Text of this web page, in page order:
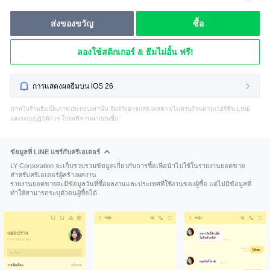
ส่งของขวัญ ซื้อ
ลองใช้สติกเกอร์ & ธีมไม่อั้น ฟรี!
การแสดงผลธีมบน iOS 26
ภาพในร้านธีมเป็นภาพประกอบเท่านั้น ธีมจริงอาจแสดงผลต่าง/ไม่ครบถ้วนตามเวอร์ชัน LINE
และระบบปฏิบัติการ โปรดพิจารณาก่อนซื้อ
ข้อมูลที่ LINE แชร์กับครีเอเตอร์
LY Corporation จะเก็บรวบรวมข้อมูลเกี่ยวกับการซื้อเพื่อนำไปใช้ในรายงานยอดขาย
สำหรับครีเอเตอร์ผู้สร้างผลงาน
รายงานยอดขายจะมีข้อมูลวันที่ซื้อผลงานและประเทศที่ใช้งานของผู้ซื้อ แต่ไม่มีข้อมูลที่
ทำให้สามารถระบุตัวตนผู้ซื้อได้